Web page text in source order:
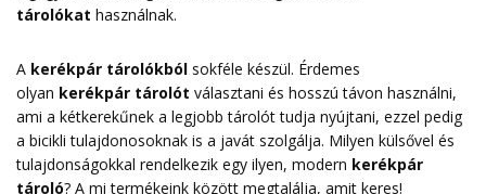
tárolókat használnak.
A kerékpár tárolókból sokféle készül. Érdemes
olyan kerékpár tárolót választani és hosszú távon használni,
ami a kétkerekűnek a legjobb tárolót tudja nyújtani, ezzel pedig
a bicikli tulajdonosoknak is a javát szolgálja. Milyen külsővel és
tulajdonságokkal rendelkezik egy ilyen, modern kerékpár
tároló? A mi termékeink között megtalálja, amit keres!